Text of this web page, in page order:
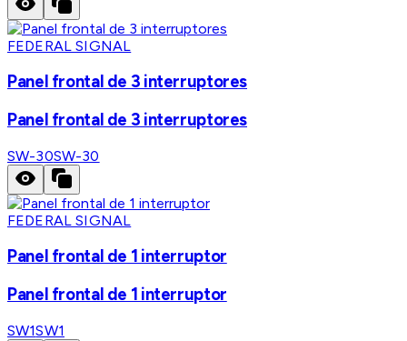
FEDERAL SIGNAL
Panel frontal de 3 interruptores
Panel frontal de 3 interruptores
SW-30SW-30
FEDERAL SIGNAL
Panel frontal de 1 interruptor
Panel frontal de 1 interruptor
SW1SW1